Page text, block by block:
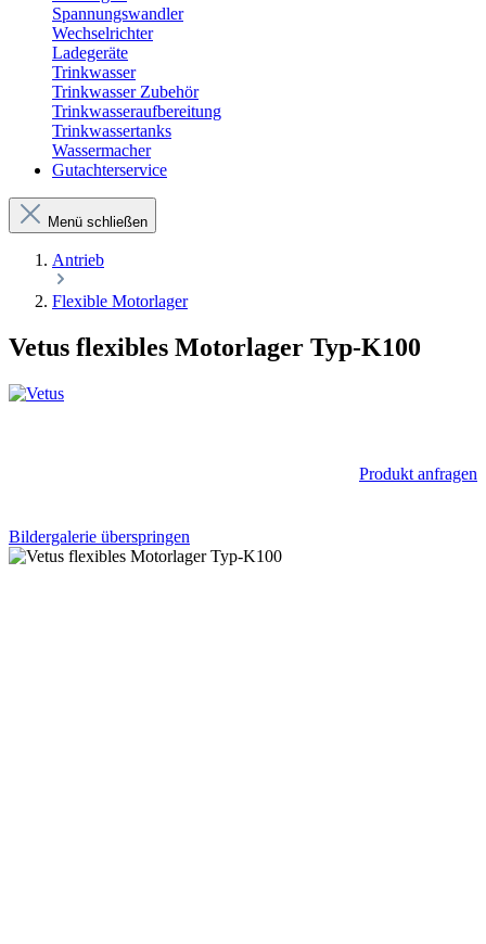
Spannungswandler
Wechselrichter
Ladegeräte
Trinkwasser
Trinkwasser Zubehör
Trinkwasseraufbereitung
Trinkwassertanks
Wassermacher
Gutachterservice
Menü schließen
Antrieb
Flexible Motorlager
Vetus flexibles Motorlager Typ-K100
Produkt anfragen
Bildergalerie überspringen